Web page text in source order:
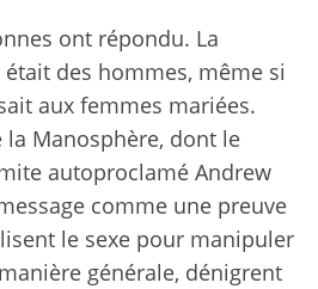
ont répondu. La
des hommes, même si
aux femmes mariées.
la Manosphère, dont le
autoproclamé Andrew
comme une preuve
le sexe pour manipuler
générale, dénigrent